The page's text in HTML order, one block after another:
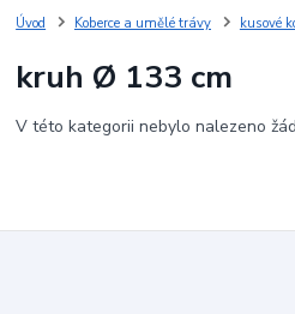
Úvod Koberce a umělé trávy kusové
kruh Ø 133 cm
V této kategorii nebylo nalezeno